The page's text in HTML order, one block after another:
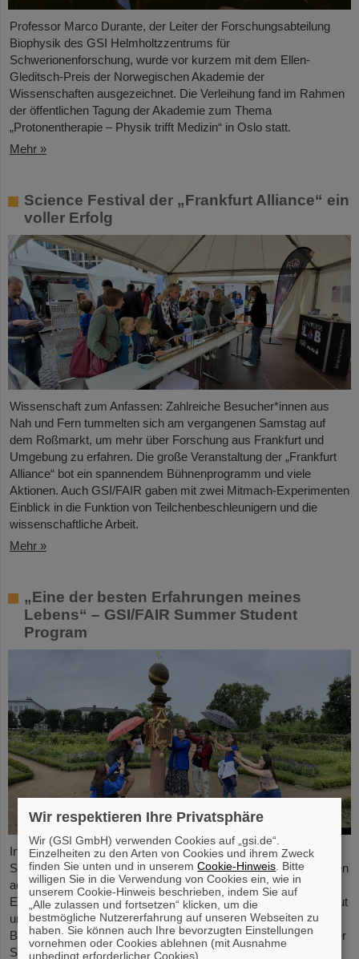
Professor Marco Durante, der Leiter der Forschungsabteilung
Biophysik des GSI Helmholtzzentrums für
Schwerionenforschung, wurde vor kurzem mit dem Ellen-
Gleditsch-Preis der Norwegischen Akademie der
Wissenschaften ausgezeichnet. Die Verleihung fand im Rahmen
der öffentlichen Tagung der Akademie zum Thema
„Protonentherapie – Physik trifft Medizin“ in Oslo statt.
Mehr »
Science Festival der „Frankfurt Alliance“ ein
voller Erfolg
Wissenschaft zum Anfassen: Zahlreiche Besucher*innen aus
Nah und Fern tummelten sich am vergangenen Samstag auf
dem Roßmarkt, um mehr über Forschung aus Frankfurt und
Umgebung zu erfahren. Die große Veranstaltung der „Frankfurt
Alliance“ bot ein spannendem Bühnenprogramm und viele
Aktionen. Auch GSI/FAIR gaben mit zwei Mitmach-Experimenten
Einblick in die Funktion von Teilchenbeschleunigern und die
wissenschaftliche Arbeit.
Mehr »
„Eine der besten Erfahrungen meines
Lebens“ – GSI/FAIR Summer Student
Program
In diesem Jahr nahmen 31 Studierende aus 16 Ländern am
Summer Student Program bei GSI und FAIR teil. Sie verbrachten
acht Wochen auf dem Campus, machten sich mit den
Experimenten und Forschungsfeldern von GSI und FAIR vertraut
und tauchten in die Atmosphäre eines internationalen
Beschleunigerlabors ein. Einblicke bietet der Fotowettbewerb der
Summer Students.
Wir respektieren Ihre Privatsphäre
Wir (GSI GmbH) verwenden Cookies auf „gsi.de“.
Einzelheiten zu den Arten von Cookies und ihrem Zweck
finden Sie unten und in unseremCookie-Hinweis . Bitte
willigen Sie in die Verwendung von Cookies ein, wie in
unserem Cookie-Hinweis beschrieben, indem Sie auf
„Alle zulassen und fortsetzen“ klicken, um die
bestmögliche Nutzererfahrung auf unseren Webseiten zu
haben. Sie können auch Ihre bevorzugten Einstellungen
vornehmen oder Cookies ablehnen (mit Ausnahme
unbedingt erforderlicher Cookies).